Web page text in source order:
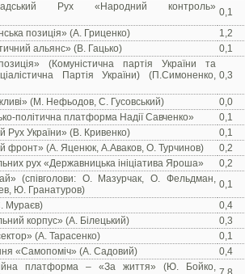
Рух «Народний контроль» 0,1
позиція» (А. Гриценко)
1,2
альянс» (В. Гацько)
0,1
(Комуністична партія України та
Партія України) (П.Симоненко, 0,3
(М. Нефьодов, С. Гусовський)
0,0
політична платформа Надії Савченко»
0,1
Рух України» (В. Кривенко)
0,1
фронт» (А. Яценюк, А.Аваков, О. Турчинов)
0,2
рух «Державницька ініціатива Яроша»
0,2
(співголови: О. Мазурчак, О. Фельдман,
Ю. Гранатуров)
0,1
Мураєв)
0,4
корпус» (А. Білецький)
0,3
(А. Тарасенко)
0,1
«Самопоміч» (А. Садовий)
0,4
платформа – «За життя» (Ю. Бойко,